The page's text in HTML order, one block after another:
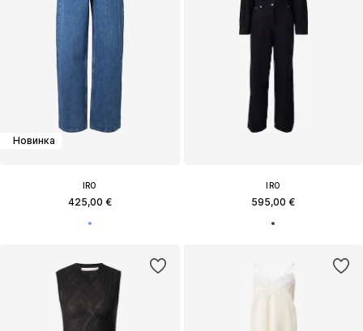
Новинка
IRO
425,00 €
IRO
595,00 €